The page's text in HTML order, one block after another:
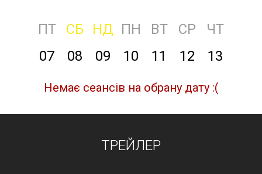
ПТ СБ НД ПН ВТ СР
ЧТ
07
08 09 10 11 12 13
Немає сеансів на обрану дату :(
ТРЕЙЛЕР